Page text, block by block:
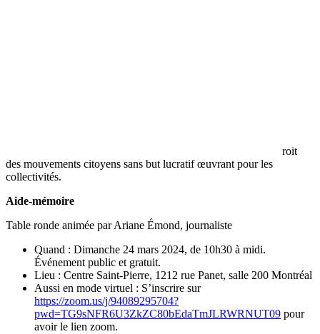
roit
des mouvements citoyens sans but lucratif œuvrant pour les
collectivités.
Aide-mémoire
Table ronde animée par Ariane Émond, journaliste
Quand : Dimanche 24 mars 2024, de 10h30 à midi.
Événement public et gratuit.
Lieu : Centre Saint-Pierre, 1212 rue Panet, salle 200 Montréal
Aussi en mode virtuel : S’inscrire sur
https://zoom.us/j/94089295704?
pwd=TG9sNFR6U3ZkZC80bEdaTmJLRWRNUT09 pour
avoir le lien zoom.